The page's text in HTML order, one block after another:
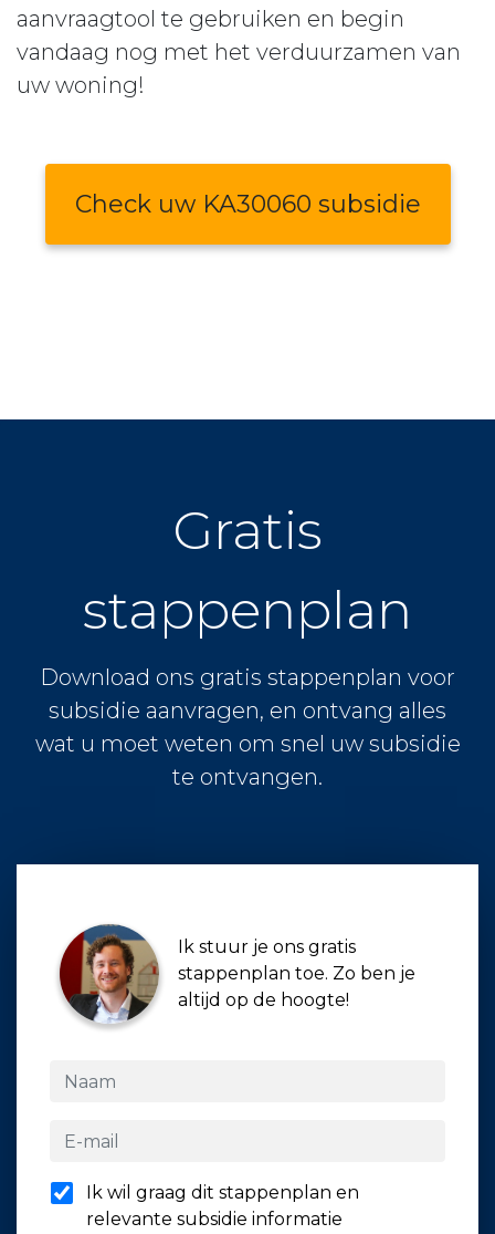
aanvraagtool te gebruiken en begin
vandaag nog met het verduurzamen van
uw woning!
Check uw KA30060 subsidie
Gratis
stappenplan
Download ons gratis stappenplan voor
subsidie aanvragen, en ontvang alles
wat u moet weten om snel uw subsidie
te ontvangen.
Ik stuur je ons gratis
stappenplan toe. Zo ben je
altijd op de hoogte!
Ik wil graag dit stappenplan en
relevante subsidie informatie